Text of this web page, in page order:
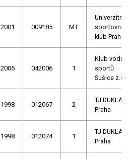
2001 009185 MT
Univerzitní
sportovní
klub Praha
2006 042006 1
Klub
sportů
Sušice z.s.
1998 012067 2
TJ DUKLA
Praha
1998 012074 1
TJ DUKLA
Praha